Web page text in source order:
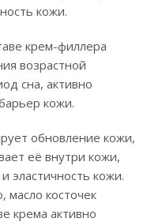
кожи.
крем-филлера
возрастной
сна, активно
кожи.
обновление кожи,
её внутри кожи,
эластичность кожи.
масло косточек
крема активно